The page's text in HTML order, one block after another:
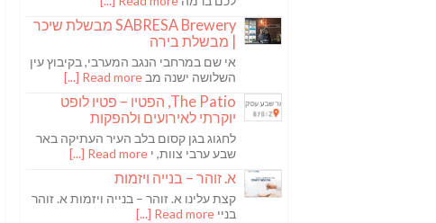
SABRESA Brewery מבשלת שיכר
| מבשלת בירה
אי שם במרחבי הנגב המערבי, בקיבוץ עין
השלושה ישנה מב Read more [...]
The Patio, הפטיו – פטיו לופט
יוקרתי לאירועים ולהפקות
לחגוג בגן קסום בלב העיר העתיקה באר
שבע ערבי צוות, י Read more [...]
א. זוהר – בנייה ויזמות
קצת עלינו א. זוהר – בנייה ויזמות א. זוהר
בניי Read more [...]